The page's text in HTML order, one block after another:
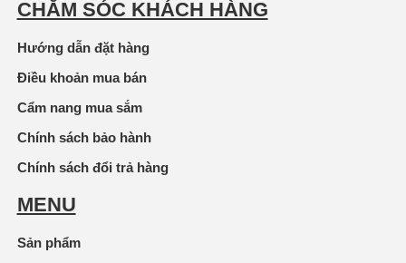
CHĂM SÓC KHÁCH HÀNG
Hướng dẫn đặt hàng
Điều khoản mua bán
Cẩm nang mua sắm
Chính sách bảo hành
Chính sách đổi trả hàng
MENU
Sản phẩm